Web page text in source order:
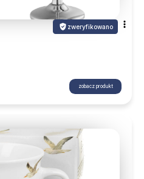
zweryfikowano
zobacz produkt